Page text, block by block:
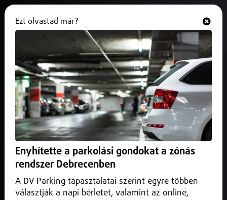
Kapu Tibor űrrepülése új
lendületet adott a magyar
tudománynak
2025. július 18.Magyarország
A magyar kutató 25 tudományos kísérletet hajtott végre a
Nemzetközi Űrállomáson.
Ezt olvastad már?
Enyhítette a parkolási gondokat a zónás
rendszer Debrecenben
A DV Parking tapasztalatai szerint egyre többen
választják a napi bérletet, valamint az online,